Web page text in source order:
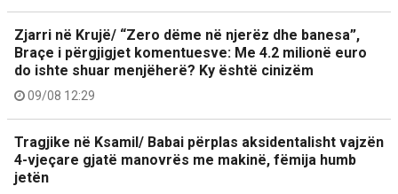
Zjarri në Krujë/ “Zero dëme në njerëz dhe banesa”,
Braçe i përgjigjet komentuesve: Me 4.2 milionë euro
do ishte shuar menjëherë? Ky është cinizëm
09/08 12:29
Tragjike në Ksamil/ Babai përplas aksidentalisht vajzën
4-vjeçare gjatë manovrës me makinë, fëmija humb
jetën